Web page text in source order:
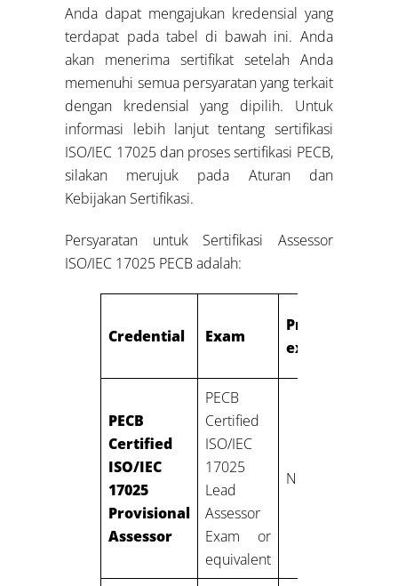
Anda dapat mengajukan kredensial yang
terdapat pada tabel di bawah ini. Anda
akan menerima sertifikat setelah Anda
memenuhi semua persyaratan yang terkait
dengan kredensial yang dipilih. Untuk
informasi lebih lanjut tentang sertifikasi
ISO/IEC 17025 dan proses sertifikasi PECB,
silakan merujuk pada Aturan dan
Kebijakan Sertifikasi.
Persyaratan untuk Sertifikasi Assessor
ISO/IEC 17025 PECB adalah:
Credential Exam
Professional
experience
PECB
Certified
ISO/IEC
17025
Provisional
Assessor
PECB
Certified
ISO/IEC
17025
Lead
Assessor
Exam or
equivalent
None